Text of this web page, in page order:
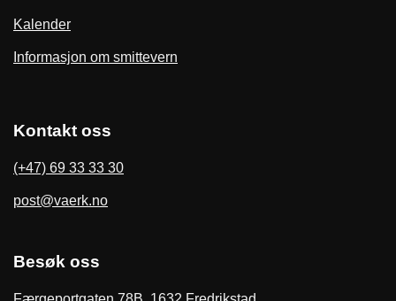
Kalender
Informasjon om smittevern
Kontakt oss
(+47) 69 33 33 30
post@vaerk.no
Besøk oss